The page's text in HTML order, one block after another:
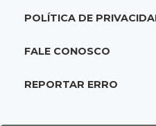
19:47Festival do Sobá
Em visita à Feira
POLÍTICA DE
FALE CONOSCO
REPORTAR ERRO